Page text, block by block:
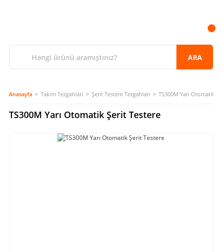
ARA
Anasayfa Takım Tezgahları Şerit Testere Tezgahları TS300M Yarı Otomatik
TS300M Yarı Otomatik Şerit Testere